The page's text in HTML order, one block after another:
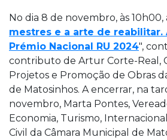
No dia 8 de novembro, às
mestres e a arte de reabilitar.
Prémio Nacional RU 2024",
contributo de Artur Corte-Real,
Projetos e Promoção de Obras
de Matosinhos. A encerrar, na
novembro, Marta Pontes,
Economia, Turismo,
Civil da Câmara Municipal de